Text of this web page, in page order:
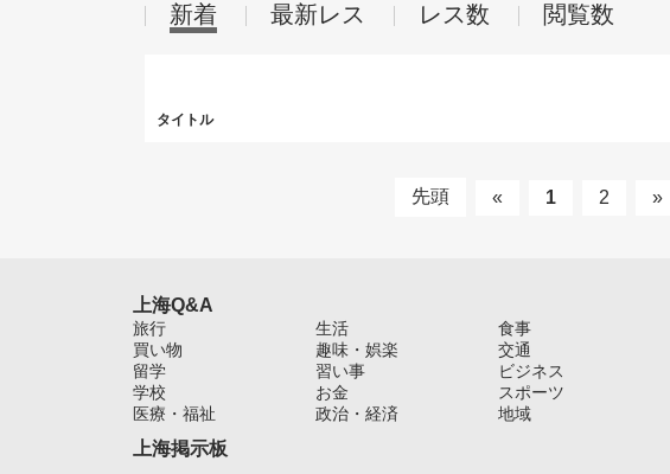
新着 最新レス レス数 閲覧数
タイトル
先頭 « 1 2 »
上海Q&A
旅行 生活
食事
買い物
趣味・娯楽
交通
留学
習い事
ビジネス
学校
お金
スポーツ
医療・福祉
政治・経済 地域
上海掲示板